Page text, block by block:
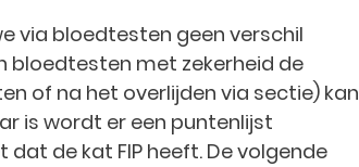
via bloedtesten geen verschil
bloedtesten met zekerheid de
of na het overlijden via sectie) kan
is wordt er een puntenlijst
de kat FIP heeft. De volgende